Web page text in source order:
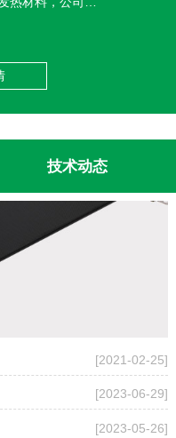
技术动态
[2021-02-25]
[2023-06-29]
[2023-05-26]